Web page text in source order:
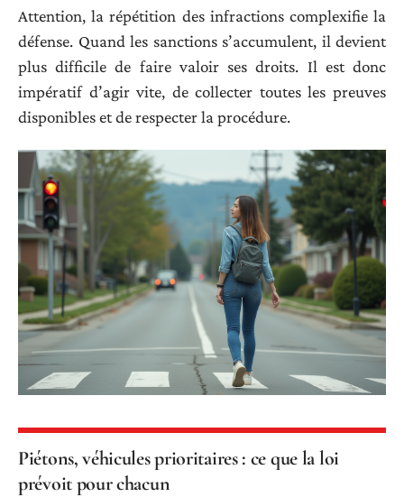
Attention, la répétition des infractions complexifie la
défense. Quand les sanctions s’accumulent, il devient
plus difficile de faire valoir ses droits. Il est donc
impératif d’agir vite, de collecter toutes les preuves
disponibles et de respecter la procédure.
Piétons, véhicules prioritaires : ce que la loi
prévoit pour chacun